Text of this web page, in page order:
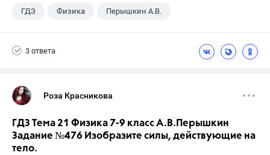
ГДЗ Физика Перышкин А.В.
3 ответа
Роза Красникова
ГДЗ Тема 21 Физика 7-9 класс А.В.Перышкин
Задание №476 Изобразите силы, действующие на
тело.